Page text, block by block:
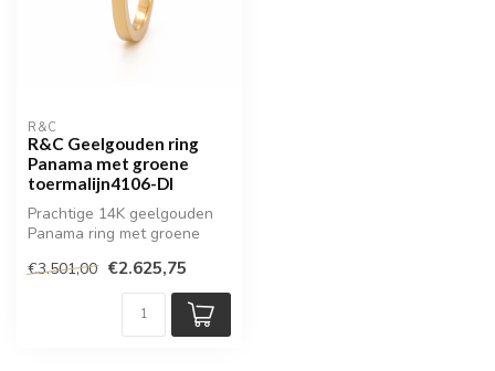
R&C
R&C Geelgouden ring
Panama met groene
toermalijn4106-DI
Prachtige 14K geelgouden
Panama ring met groene
€3.501,00 €2.625,75